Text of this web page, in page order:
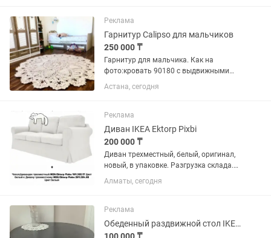
Реклама
Гарнитур Calipso для мальчиков
250 000 ₸
Гарнитур для мальчика. Как на
фото:кровать 90180 с выдвижными
вместительными полками для
хранения игрушек, постельного белья,
выдвижными полками и однодверный
шкаф с...
Астана, сегодня
Реклама
Диван IKEA Ektorp Pixbi
200 000 ₸
Диван трехместный, белый, оригинал,
новый, в упаковке. Разгрузка склада.
Чехол белый в комплекте. Торг.
Алматы, сегодня
Реклама
Обеденный раздвижной стол IKEA Bjursta (оригинал)